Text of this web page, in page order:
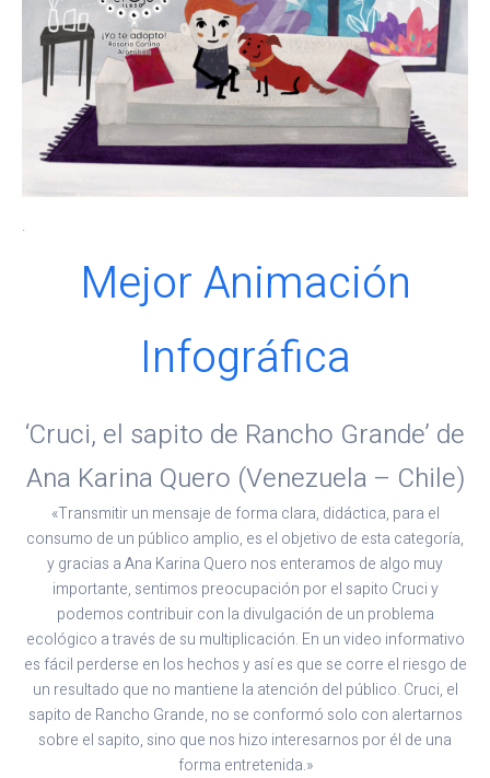
.
Mejor Animación
Infográfica
‘Cruci, el sapito de Rancho Grande’ de
Ana Karina Quero (Venezuela – Chile)
«Transmitir un mensaje de forma clara, didáctica, para el
consumo de un público amplio, es el objetivo de esta categoría,
y gracias a Ana Karina Quero nos enteramos de algo muy
importante, sentimos preocupación por el sapito Cruci y
podemos contribuir con la divulgación de un problema
ecológico a través de su multiplicación. En un video informativo
es fácil perderse en los hechos y así es que se corre el riesgo de
un resultado que no mantiene la atención del público. Cruci, el
sapito de Rancho Grande, no se conformó solo con alertarnos
sobre el sapito, sino que nos hizo interesarnos por él de una
forma entretenida.»